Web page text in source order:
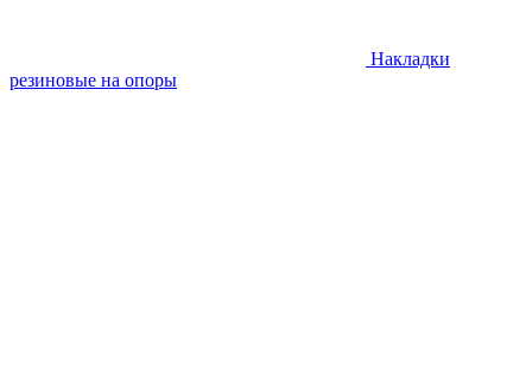
Накладки
резиновые на опоры